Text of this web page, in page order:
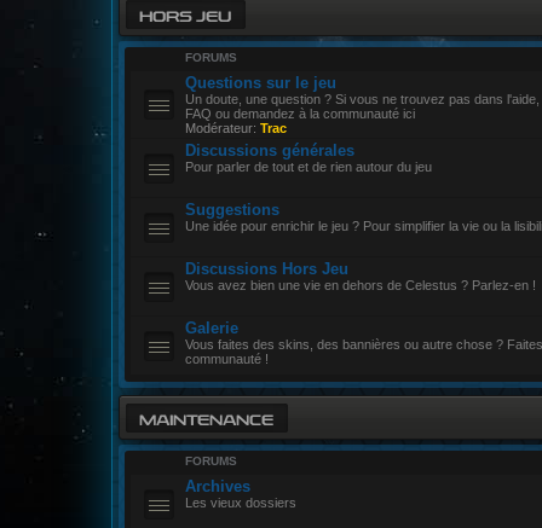
HORS JEU
FORUMS
Questions sur le jeu
Un doute, une question ? Si vous ne trouvez pas dans
FAQ ou demandez à la communauté ici
Modérateur: Trac
Discussions générales
Pour parler de tout et de rien autour du jeu
Suggestions
Une idée pour enrichir le jeu ? Pour simplifier la vie ou la
Discussions Hors Jeu
Vous avez bien une vie en dehors de Celestus ? Parlez-en !
Galerie
Vous faites des skins, des bannières ou autre chose ?
communauté !
MAINTENANCE
FORUMS
Archives
Les vieux dossiers